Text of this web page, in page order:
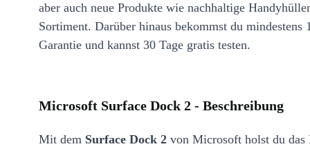
aber auch neue Produkte wie nachhaltige
Sortiment. Darüber hinaus bekommst du mindestens
Garantie und kannst 30 Tage gratis testen.
Microsoft Surface Dock 2 - Beschreibung
Mit dem Surface Dock 2 von Microsoft holst du das